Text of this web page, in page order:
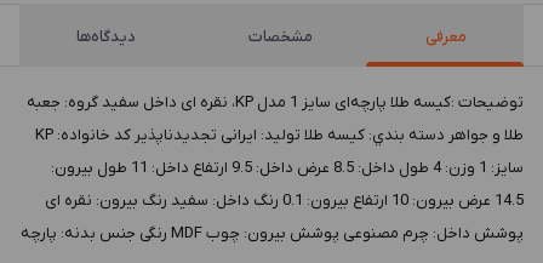
معرفی مشخصات دیدگاه‌ها
توضيحات :کیسه طلا پارچه‌ای سایز 1 مدل KP، نقره ای داخل سفید گروه: جعبه
طلا و جواهر دسته بندي: کیسه طلا توليد: ایرانی تجدیدناپذیر کد خانواده: KP
سايز: 1 وزن: 4 طول داخل: 8.5 عرض داخل: 9.5 ارتفاع داخل: 11 طول بيرون:
14.5 عرض بيرون: 10 ارتفاع بيرون: 0.1 رنگ داخل: سفید رنگ بيرون: نقره ای
پوشش داخل: چرم مصنوعی پوشش بيرون: چوب MDF رنگی جنس بدنه: پارچه